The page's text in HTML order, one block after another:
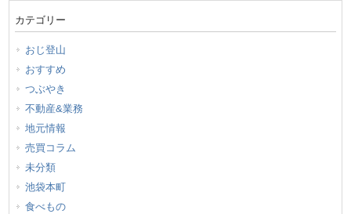
カテゴリー
おじ登山
おすすめ
つぶやき
不動産&業務
地元情報
売買コラム
未分類
池袋本町
食べもの